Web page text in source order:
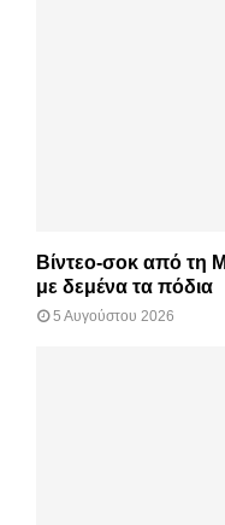
Βίντεο-σοκ από τη
με δεμένα τα πόδια
5 Αυγούστου 2026